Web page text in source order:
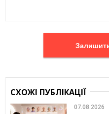
СХОЖІ ПУБЛІКАЦІЇ
07.08.2026